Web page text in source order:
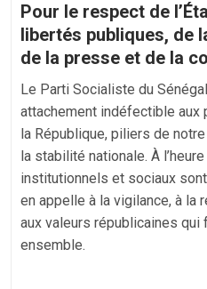
Pour le respect de
libertés publiques, de
de la presse et de la
Le Parti Socialiste du
attachement indéfectible aux
la République, piliers de
la stabilité nationale. À
institutionnels et sociaux
en appelle à la vigilance, à
aux valeurs républicaines qui
ensemble.